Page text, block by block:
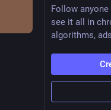
Follow
see it all in
algorithms,